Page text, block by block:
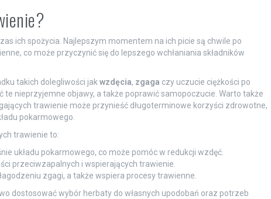
ich spożycia. Najlepszym momentem na ich picie są chwile po
co może przyczynić się do lepszego wchłaniania składników
takich dolegliwości jak wzdęcia, zgaga czy uczucie ciężkości po
te nieprzyjemne objawy, a także poprawić samopoczucie. Warto także
trawienie może przynieść długoterminowe korzyści zdrowotne,
pokarmowego.
trawienie to:
układu pokarmowego, co może pomóc w redukcji wzdęć.
przeciwzapalnych i wspierających trawienie.
zgagi, a także wspiera procesy trawienne.
dostosować wybór herbaty do własnych upodobań oraz potrzeb